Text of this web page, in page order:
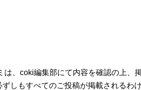
、coki編集部にて内容を確認の上、
しもすべてのご投稿が掲載されるわ